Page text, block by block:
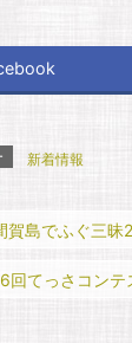
新着情報
賀島でふぐ三
回てっさコンテ